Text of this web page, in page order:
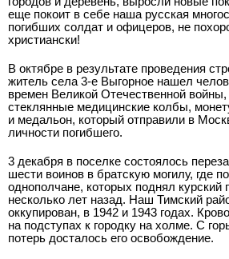
еще покоит в себе наша русская
погибших солдат и офицеров, не
христиански!
В октябре в результате проведения
житель села 3-е Выгорное нашел
времен Великой Отечественной
стеклянные медицинские колбы,
и медальон, который отправили в
личности погибшего.
3 декабря в поселке состоялось
шести воинов в братскую могилу, где
однополчане, которых поднял курский
несколько лет назад. Наш Тимский
оккупирован, в 1942 и 1943 годах.
на подступах к городку на холме. С
потерь досталось его освобождение.